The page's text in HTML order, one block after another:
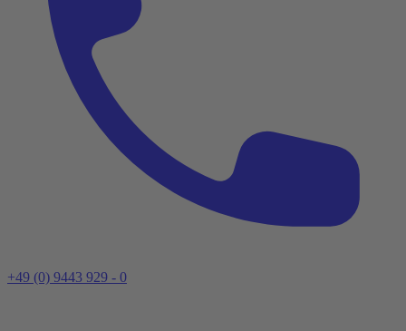
+49 (0) 9443 929 - 0